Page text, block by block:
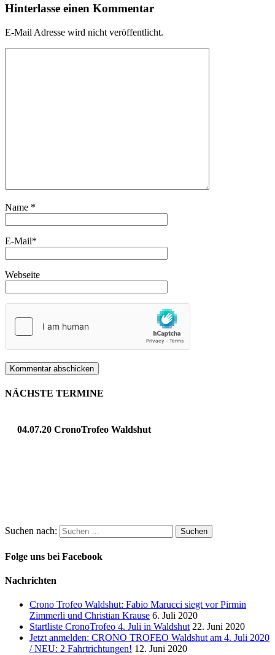
Hinterlasse einen Kommentar
E-Mail Adresse wird nicht veröffentlicht.
Name *
E-Mail*
Webseite
NÄCHSTE TERMINE
04.07.20 CronoTrofeo Waldshut
Suchen nach:
Folge uns bei Facebook
Nachrichten
Crono Trofeo Waldshut: Fabio Marucci siegt vor Pirmin
Zimmerli und Christian Krause 6. Juli 2020
Startliste CronoTrofeo 4. Juli in Waldshut 22. Juni 2020
Jetzt anmelden: CRONO TROFEO Waldshut am 4. Juli 2020
/ NEU: 2 Fahrtrichtungen! 12. Juni 2020